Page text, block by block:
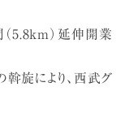
5.8km）延伸開業
旋により、西武グ